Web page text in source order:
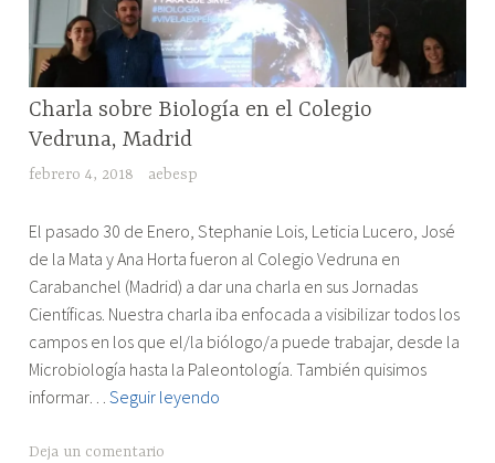
hacer?”"
España
que
se
debe
hacer?”
RESEÑAS
DE
Charla sobre Biología en el Colegio
Vedruna, Madrid
febrero 4, 2018 aebesp
"Charla
sobre
Biología
en
el
Colegio
Vedruna,
El pasado 30 de Enero, Stephanie Lois, Leticia Lucero, José
de la Mata y Ana Horta fueron al Colegio Vedruna en
Carabanchel (Madrid) a dar una charla en sus Jornadas
Científicas. Nuestra charla iba enfocada a visibilizar todos los
campos en los que el/la biólogo/a puede trabajar, desde la
Microbiología hasta la Paleontología. También quisimos
informar…Seguir leyendo
Deja un comentario